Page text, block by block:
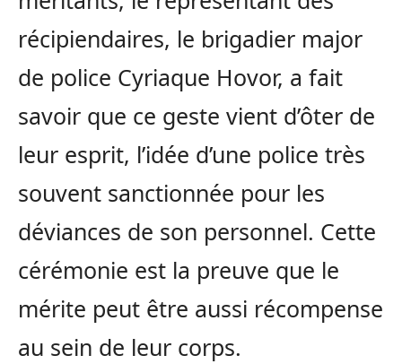
récipiendaires, le brigadier major
de police Cyriaque Hovor, a fait
savoir que ce geste vient d’ôter de
leur esprit, l’idée d’une police très
souvent sanctionnée pour les
déviances de son personnel. Cette
cérémonie est la preuve que le
mérite peut être aussi récompense
au sein de leur corps.